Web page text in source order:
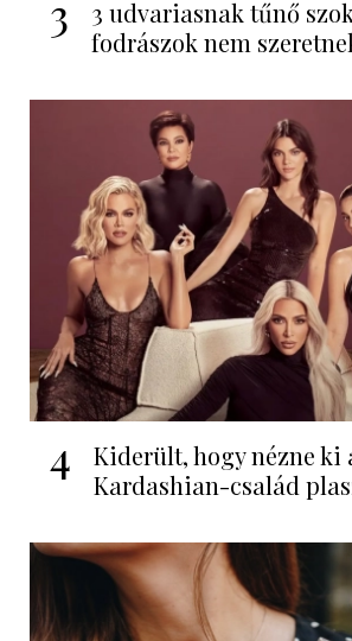
3
3 udvariasnak tűnő
fodrászok nem
4
Kiderült, hogy nézne ki
Kardashian-család